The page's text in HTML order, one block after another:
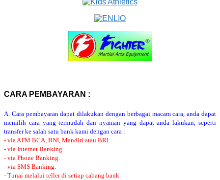
CARA PEMBAYARAN :
A. Cara pembayaran dapat dilakukan dengan berbagai macam cara, anda dapat
memilih cara yang termudah dan nyaman yang dapat anda lakukan, seperti
transfer ke salah satu bank kami dengan cara :
- via ATM BCA, BNI, Mandiri atau BRI.
- via Internet Banking.
- via Phone Banking.
- via SMS Banking.
- Tunai melalui teller di setiap cabang bank.